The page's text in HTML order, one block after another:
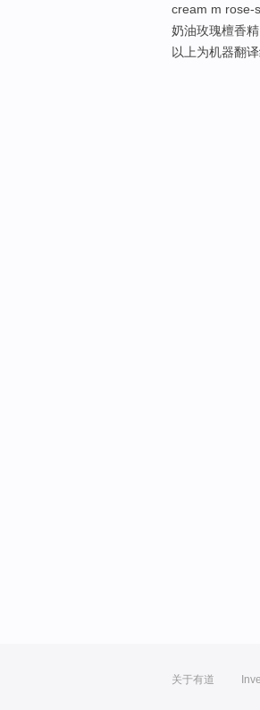
cream m rose-
奶油玫瑰檀香精
以上为机器翻
关于有道